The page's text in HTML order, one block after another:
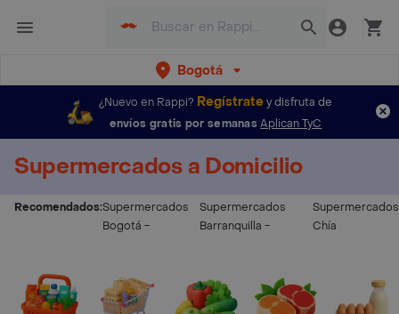
Bogotá
¿Nuevo en Rappi? Regístratey disfruta de
envíos gratis por semanas Aplican TyC
Supermercados a Domicilio
Recomendados:Supermercados
Bogotá -
Supermercados
Barranquilla -
Supermercados
Chía